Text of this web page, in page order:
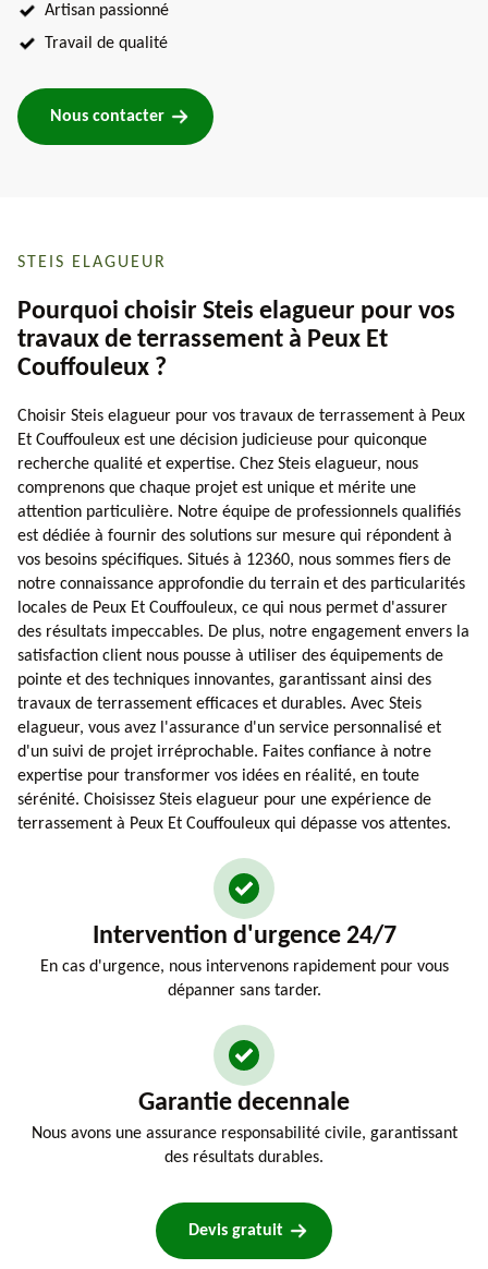
Artisan passionné
Travail de qualité
Nous contacter
STEIS ELAGUEUR
Pourquoi choisir Steis elagueur pour vos
travaux de terrassement à Peux Et
Couffouleux ?
Choisir Steis elagueur pour vos travaux de terrassement à Peux
Et Couffouleux est une décision judicieuse pour quiconque
recherche qualité et expertise. Chez Steis elagueur, nous
comprenons que chaque projet est unique et mérite une
attention particulière. Notre équipe de professionnels qualifiés
est dédiée à fournir des solutions sur mesure qui répondent à
vos besoins spécifiques. Situés à 12360, nous sommes fiers de
notre connaissance approfondie du terrain et des particularités
locales de Peux Et Couffouleux, ce qui nous permet d'assurer
des résultats impeccables. De plus, notre engagement envers la
satisfaction client nous pousse à utiliser des équipements de
pointe et des techniques innovantes, garantissant ainsi des
travaux de terrassement efficaces et durables. Avec Steis
elagueur, vous avez l'assurance d'un service personnalisé et
d'un suivi de projet irréprochable. Faites confiance à notre
expertise pour transformer vos idées en réalité, en toute
sérénité. Choisissez Steis elagueur pour une expérience de
terrassement à Peux Et Couffouleux qui dépasse vos attentes.
Intervention d'urgence 24/7
En cas d'urgence, nous intervenons rapidement pour vous
dépanner sans tarder.
Garantie decennale
Nous avons une assurance responsabilité civile, garantissant
des résultats durables.
Devis gratuit